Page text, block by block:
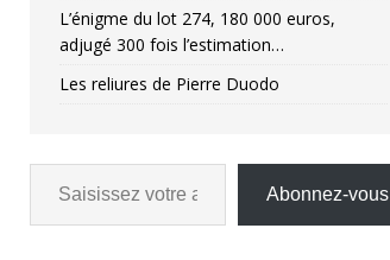
L’énigme du lot 274, 180 000 euros,
adjugé 300 fois l’estimation…
Les reliures de Pierre Duodo
Abonnez-vous